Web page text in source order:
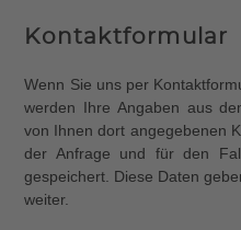
Kontaktformular
Wenn Sie uns per
werden Ihre Angaben aus
von Ihnen dort angegebenen
der Anfrage und für den
gespeichert. Diese Daten
weiter.